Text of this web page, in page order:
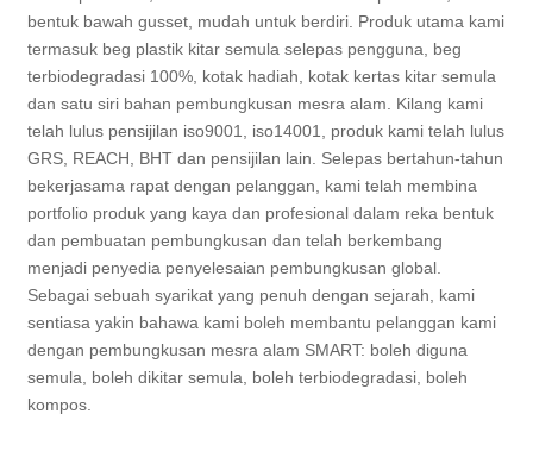
bentuk bawah gusset, mudah untuk berdiri. Produk utama kami
termasuk beg plastik kitar semula selepas pengguna, beg
terbiodegradasi 100%, kotak hadiah, kotak kertas kitar semula
dan satu siri bahan pembungkusan mesra alam. Kilang kami
telah lulus pensijilan iso9001, iso14001, produk kami telah lulus
GRS, REACH, BHT dan pensijilan lain. Selepas bertahun-tahun
bekerjasama rapat dengan pelanggan, kami telah membina
portfolio produk yang kaya dan profesional dalam reka bentuk
dan pembuatan pembungkusan dan telah berkembang
menjadi penyedia penyelesaian pembungkusan global.
Sebagai sebuah syarikat yang penuh dengan sejarah, kami
sentiasa yakin bahawa kami boleh membantu pelanggan kami
dengan pembungkusan mesra alam SMART: boleh diguna
semula, boleh dikitar semula, boleh terbiodegradasi, boleh
kompos.